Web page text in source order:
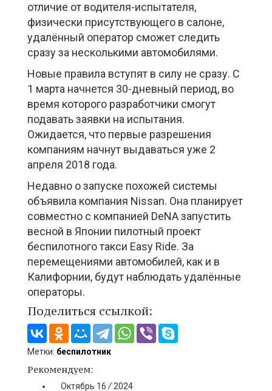
отличие от водителя-испытателя,
физически присутствующего в салоне,
удалённый оператор сможет следить
сразу за несколькими автомобилями.
Новые правила вступят в силу не сразу. С
1 марта начнется 30-дневный период, во
время которого разработчики смогут
подавать заявки на испытания.
Ожидается, что первые разрешения
компаниям начнут выдаваться уже 2
апреля 2018 года.
Недавно о запуске похожей системы
объявила компания Nissan. Она планирует
совместно с компанией DeNA запустить
весной в Японии пилотный проект
беспилотного такси Easy Ride. За
перемещениями автомобилей, как и в
Калифорнии, будут наблюдать удалённые
операторы.
Поделиться ссылкой:
Метки: беспилотник
Рекомендуем:
Октябрь 16/2024